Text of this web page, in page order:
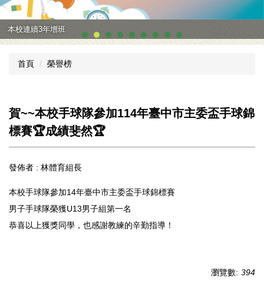
本校連續3年增班
首頁 榮譽榜
賀~~本校手球隊參加114年臺中市主委盃手球錦
標賽🏆成績斐然🏆
發佈者 : 林體育組長
本校手球隊參加14年臺中市主委盃手球錦標賽
男子手球隊榮獲U13男子組第一名
恭喜以上獲獎同學，也感謝教練的辛勤指導！
瀏覽數: 394